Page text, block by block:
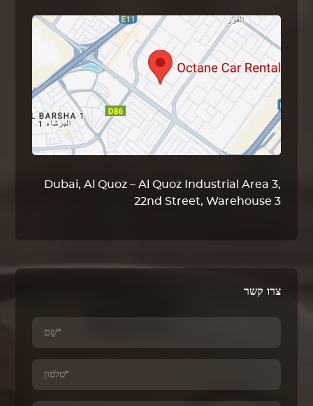
Dubai, Al Quoz – Al Quoz Industrial Area 3,
22nd Street, Warehouse 3
צרו קשר